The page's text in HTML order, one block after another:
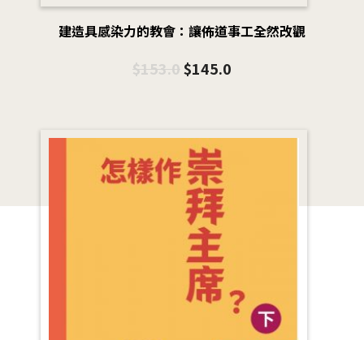
建造具感染力的教會：讓佈道事工全然改觀
$153.0$145.0